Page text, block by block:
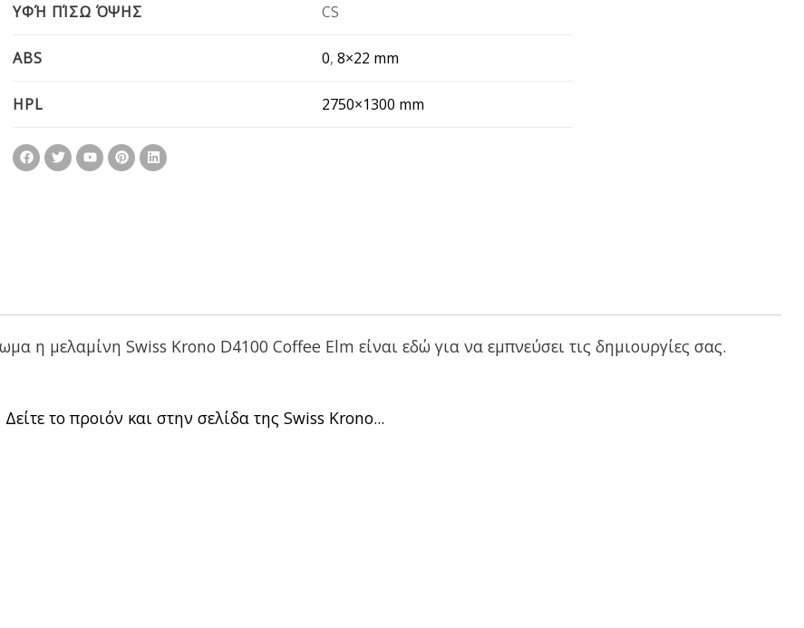
ΥΦΉ ΠΊΣΩ ΌΨΗΣ CS
ABS 0,8×22 mm
HPL 2750×1300 mm
η μελαμίνη Swiss Krono D4100 Coffee Elm είναι εδώ για να εμπνεύσει τις δημιουργίες σας.
Δείτε το προιόν και στην σελίδα της Swiss Krono...